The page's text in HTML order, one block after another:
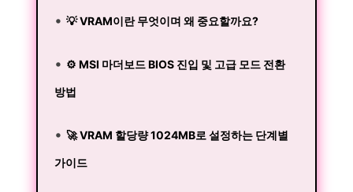
💡 VRAM이란 무엇이며 왜 중요할까요?
⚙️ MSI 마더보드 BIOS 진입 및 고급 모드 전환
방법
🚀 VRAM 할당량 1024MB로 설정하는 단계별
가이드